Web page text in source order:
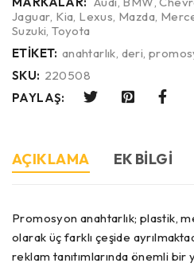
Jaguar, Kia, Lexus, Mazda,
Suzuki,Toyota
ETIKET: anahtarlık, deri,
SKU: 220508
PAYLAŞ:
AÇIKLAMA EK BILGI
Promosyon anahtarlık; plastik,
olarak üç farklı çeşide
reklam tanıtımlarında önemli